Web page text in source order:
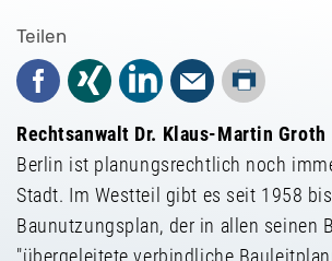
Teilen
Facebook
Xing LinkedInMail
Drucken
Rechtsanwalt Dr. Klaus-Martin Groth
Berlin ist planungsrechtlich noch
Stadt. Im Westteil gibt es seit 1958
Baunutzungsplan, der in allen seinen
"übergeleitete verbindliche